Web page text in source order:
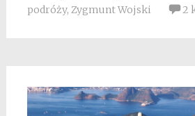
podróży, Zygmunt Wojski 2